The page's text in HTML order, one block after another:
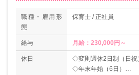
職種・雇用形
態
保育士 / 正社員
給与 月給：230,000円～
休日
◇変則週休2日制（日祝
◇年末年始（6日）